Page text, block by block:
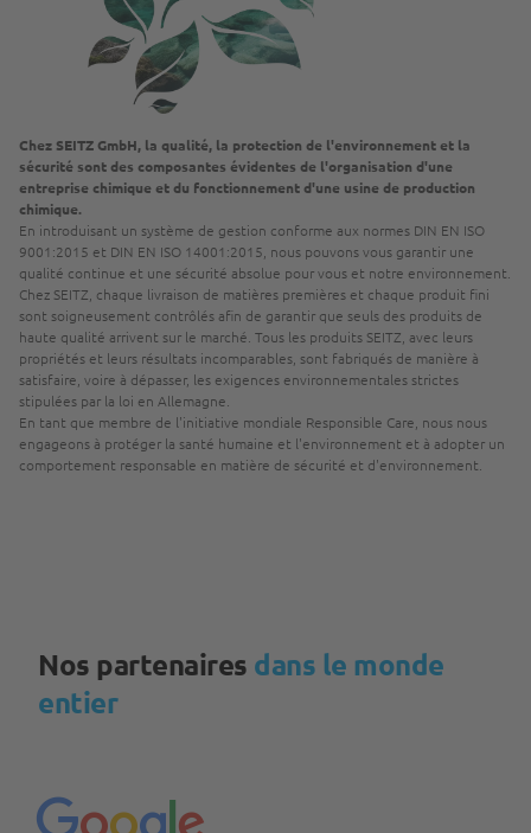
Chez SEITZ GmbH, la qualité, la protection de l'environnement et la
sécurité sont des composantes évidentes de l'organisation d'une
entreprise chimique et du fonctionnement d'une usine de production
chimique.
En introduisant un système de gestion conforme aux normes DIN EN ISO
9001:2015 et DIN EN ISO 14001:2015, nous pouvons vous garantir une
qualité continue et une sécurité absolue pour vous et notre environnement.
Chez SEITZ, chaque livraison de matières premières et chaque produit fini
sont soigneusement contrôlés afin de garantir que seuls des produits de
haute qualité arrivent sur le marché. Tous les produits SEITZ, avec leurs
propriétés et leurs résultats incomparables, sont fabriqués de manière à
satisfaire, voire à dépasser, les exigences environnementales strictes
stipulées par la loi en Allemagne.
En tant que membre de l'initiative mondiale Responsible Care, nous nous
engageons à protéger la santé humaine et l'environnement et à adopter un
comportement responsable en matière de sécurité et d'environnement.
Nos partenaires dans le monde
entier